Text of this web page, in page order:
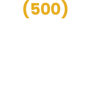
(500)